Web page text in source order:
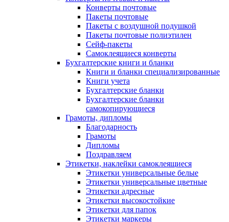
Конверты почтовые
Пакеты почтовые
Пакеты с воздушной подушкой
Пакеты почтовые полиэтилен
Сейф-пакеты
Самоклеящиеся конверты
Бухгалтерские книги и бланки
Книги и бланки специализированные
Книги учета
Бухгалтерские бланки
Бухгалтерские бланки
самокопирующиеся
Грамоты, дипломы
Благодарность
Грамоты
Дипломы
Поздравляем
Этикетки, наклейки самоклеящиеся
Этикетки универсальные белые
Этикетки универсальные цветные
Этикетки адресные
Этикетки высокостойкие
Этикетки для папок
Этикетки маркеры